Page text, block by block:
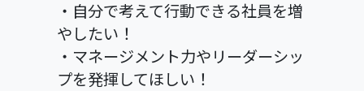
・自分で考えて行動できる社員を増
やしたい！
・マネージメント力やリーダーシッ
プを発揮してほしい！